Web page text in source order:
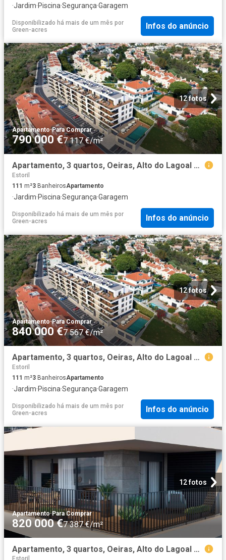
·Jardim·Piscina·Segurança·Garagem
Disponibilizado há mais de um mês por
Green-acres
Infos do anúncio
12 fotos
Apartamento·Para Comprar
790 000 €7 117 €/m²
Apartamento, 3 quartos, Oeiras, Alto do Lagoal 111m² Paco de Arcos
Estoril
111 m²3 BanheirosApartamento
·Jardim·Piscina·Segurança·Garagem
Disponibilizado há mais de um mês por
Green-acres
Infos do anúncio
12 fotos
Apartamento·Para Comprar
840 000 €7 567 €/m²
Apartamento, 3 quartos, Oeiras, Alto do Lagoal 111m² Paco de Arcos
Estoril
111 m²3 BanheirosApartamento
·Jardim·Piscina·Segurança·Garagem
Disponibilizado há mais de um mês por
Green-acres
Infos do anúncio
12 fotos
Apartamento·Para Comprar
820 000 €7 387 €/m²
Apartamento, 3 quartos, Oeiras, Alto do Lagoal 111m² Paco de Arcos